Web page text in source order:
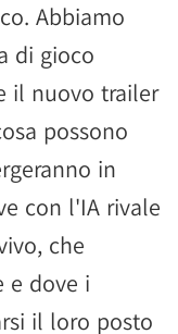
Abbiamo
di gioco
il nuovo trailer
possono
in
con l'IA rivale
che
e dove i
il loro posto